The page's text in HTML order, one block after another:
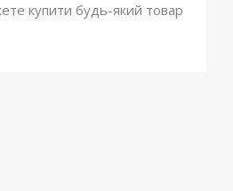
купити будь-який товар